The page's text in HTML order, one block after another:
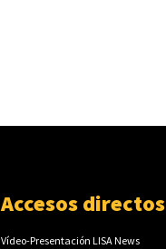
Accesos directos
Vídeo-Presentación LISA News